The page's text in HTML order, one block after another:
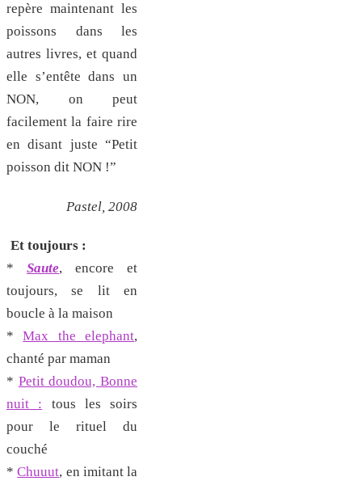
repère maintenant les
poissons dans les
autres livres, et quand
elle s’entête dans un
NON, on peut
facilement la faire rire
en disant juste “Petit
poisson dit NON !”
Pastel, 2008
Et toujours :
* Saute, encore et
toujours, se lit en
boucle à la maison
*Max the elephant,
chanté par maman
* Petit doudou, Bonne
nuit : tous les soirs
pour le rituel du
couché
*Chuuut, en imitant la